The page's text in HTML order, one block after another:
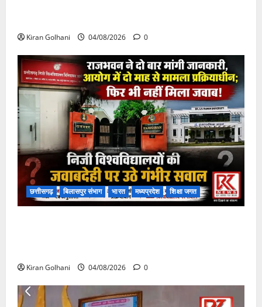
Kiran Golhani 04/08/2026 0
छत्तीसगढ़ बिलासपुर संभाग भारत मध्यप्रदेश शिक्षा जगत
Kiran Golhani 04/08/2026 0